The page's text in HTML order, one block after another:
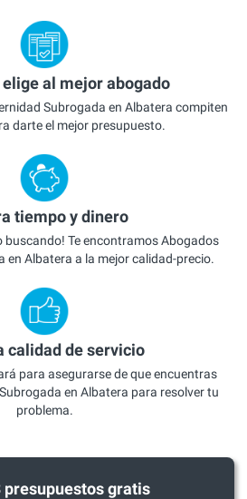
al mejor abogado
Subrogada en Albatera compiten
darte el mejor presupuesto.
tiempo y dinero
buscando! Te encontramos Abogados
en Albatera a la mejor calidad-precio.
calidad de servicio
para asegurarse de que encuentras
en Albatera para resolver tu
problema.
presupuestos gratis